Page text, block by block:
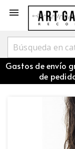

Gastos de envío
de